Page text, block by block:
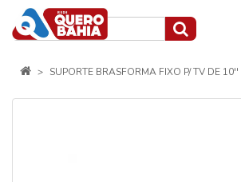
SUPORTE BRASFORMA FIXO P/ TV DE 10''